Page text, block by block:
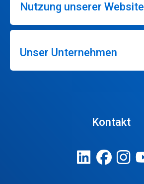
Nutzung unserer Website
Unser Unternehmen
Kontakt